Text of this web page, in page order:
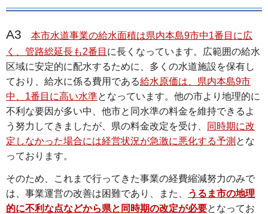
A3
本市水道事業の給水面積は県内本島9市中1番目に広
く、管路総延長も2番目 に長くなっています。広範囲の給水
区域に安定的に配水するために、多くの水道施設を保有し
ており、給水に係る費用である給水原価は、県内本島9市
中、1番目に高い水準となっています。他の市より地理的に
不利な要因が多い中、他市と同水準の料金を維持できるよ
う努力してきましたが、県の料金改定を受け、
同時期に改
定しなかった場合には経営状況が急激に悪化する予測 とな
っております。
そのため、これまで行ってきた事業の経費縮減努力のみで
は、事業運営の改善は困難であり、また、
うるま市の地理
的に不利な点などから県と同時期の改定が必要となってお